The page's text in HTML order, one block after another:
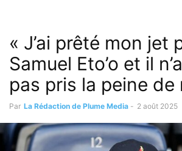
« J’ai prêté mon jet
Samuel Eto’o et il
pas pris la peine de
Par La Rédaction de Plume Media - 2 août 2025